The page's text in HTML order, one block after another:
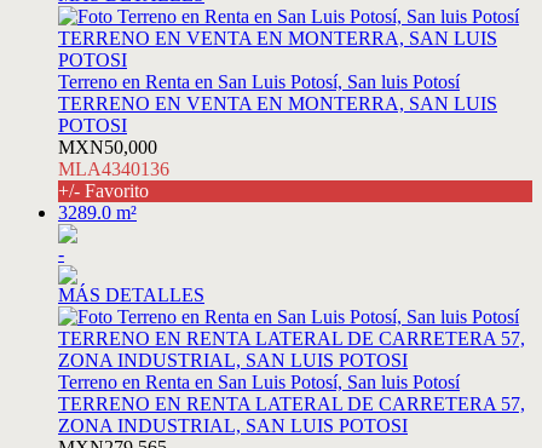
Terreno en Renta en San Luis Potosí, San luis Potosí
TERRENO EN VENTA EN MONTERRA, SAN LUIS
POTOSI
MXN50,000
MLA4340136
+/- Favorito
3289.0 m²
-
MÁS DETALLES
Terreno en Renta en San Luis Potosí, San luis Potosí
TERRENO EN RENTA LATERAL DE CARRETERA 57,
ZONA INDUSTRIAL, SAN LUIS POTOSI